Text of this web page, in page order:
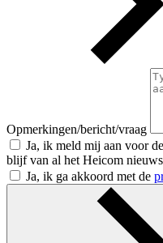
Opmerkingen/bericht/vraag
Ja, ik meld mij aan voor
blijf van al het Heicom nieuws
Ja, ik ga akkoord met de